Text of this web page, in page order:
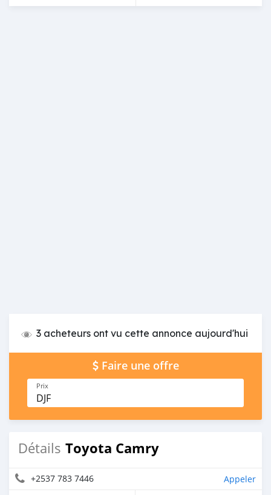
3 acheteurs ont vu cette annonce aujourd'hui
Faire une offre
Prix
DJF
Détails Toyota Camry
+2537 783 7446 Appeler